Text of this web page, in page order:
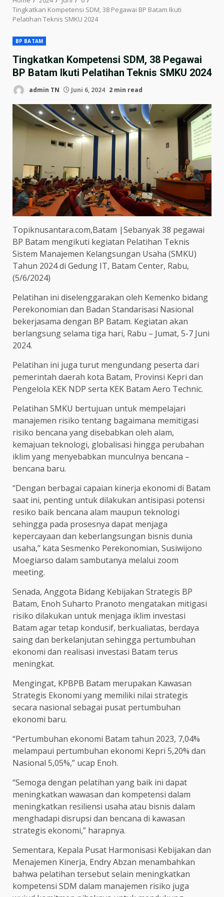
Tingkatkan Kompetensi SDM, 38 Pegawai BP Batam Ikuti
Pelatihan Teknis SMKU 2024
BP BATAM
Tingkatkan Kompetensi SDM, 38 Pegawai
BP Batam Ikuti Pelatihan Teknis SMKU 2024
admin TN Juni 6, 2024 2 min read
Topiknusantara.com,Batam |Sebanyak 38 pegawai
BP Batam mengikuti kegiatan Pelatihan Teknis
Sistem Manajemen Kelangsungan Usaha (SMKU)
Tahun 2024 di Gedung IT, Batam Center, Rabu,
(5/6/2024)
Pelatihan ini diselenggarakan oleh Kemenko bidang
Perekonomian dan Badan Standarisasi Nasional
bekerjasama dengan BP Batam. Kegiatan akan
berlangsung selama tiga hari, Rabu – Jumat, 5-7 Juni
2024.
Pelatihan ini juga turut mengundang peserta dari
pemerintah daerah kota Batam, Provinsi Kepri dan
Pengelola KEK NDP serta KEK Batam Aero Technic.
Pelatihan SMKU bertujuan untuk mempelajari
manajemen risiko tentang bagaimana memitigasi
risiko bencana yang disebabkan oleh alam,
kemajuan teknologi, globalisasi hingga perubahan
iklim yang menyebabkan munculnya bencana –
bencana baru.
“Dengan berbagai capaian kinerja ekonomi di Batam
saat ini, penting untuk dilakukan antisipasi potensi
resiko baik bencana alam maupun teknologi
sehingga pada prosesnya dapat menjaga
kepercayaan dan keberlangsungan bisnis dunia
usaha,” kata Sesmenko Perekonomian, Susiwijono
Moegiarso dalam sambutanya melalui zoom
meeting.
Senada, Anggota Bidang Kebijakan Strategis BP
Batam, Enoh Suharto Pranoto mengatakan mitigasi
risiko dilakukan untuk menjaga iklim investasi
Batam agar tetap kondusif, berkualiatas, berdaya
saing dan berkelanjutan sehingga pertumbuhan
ekonomi dan realisasi investasi Batam terus
meningkat.
Mengingat, KPBPB Batam merupakan Kawasan
Strategis Ekonomi yang memiliki nilai strategis
secara nasional sebagai pusat pertumbuhan
ekonomi baru.
“Pertumbuhan ekonomi Batam tahun 2023, 7,04%
melampaui pertumbuhan ekonomi Kepri 5,20% dan
Nasional 5,05%,” ucap Enoh.
“Semoga dengan pelatihan yang baik ini dapat
meningkatkan wawasan dan kompetensi dalam
meningkatkan resiliensi usaha atau bisnis dalam
menghadapi disrupsi dan bencana di kawasan
strategis ekonomi,” harapnya.
Sementara, Kepala Pusat Harmonisasi Kebijakan dan
Menajemen Kinerja, Endry Abzan menambahkan
bahwa pelatihan tersebut selain meningkatkan
kompetensi SDM dalam manajemen risiko juga